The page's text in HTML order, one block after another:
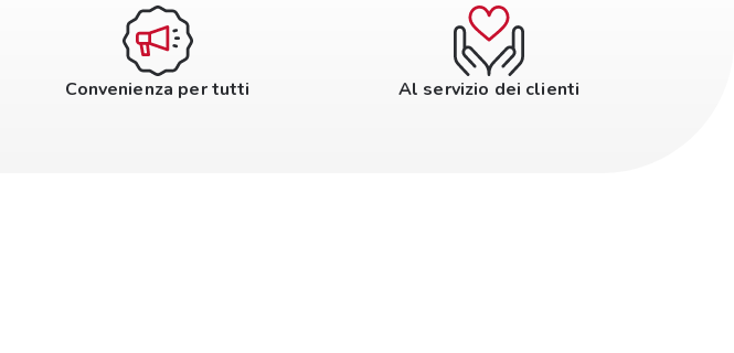
Convenienza per tutti Al servizio dei clienti